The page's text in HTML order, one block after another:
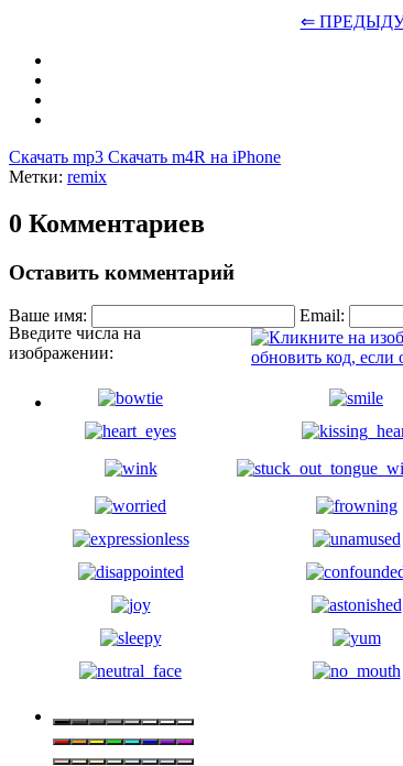
⇐
Скачать mp3 Скачать m4R на iPhone
Метки: remix
0 Комментариев
Оставить комментарий
Ваше имя:
Email:
Введите числа на
изображении: